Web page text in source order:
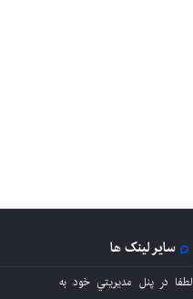
سایر لینک ها
لطفا در پنل مديريتي خود به